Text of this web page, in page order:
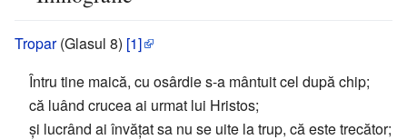
Tropar(Glasul 8) [1]
Întru tine maică, cu osârdie s-a mântuit cel după chip;
că luând crucea ai urmat lui Hristos;
și lucrând ai învățat sa nu se uite la trup, că este trecător;